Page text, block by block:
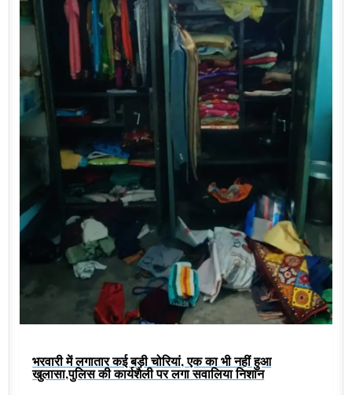
भरवारी में लगातार कई बड़ी चोरियां, एक का भी नहीं हुआ
खुलासा,पुलिस की कार्यशैली पर लगा सवालिया निशान